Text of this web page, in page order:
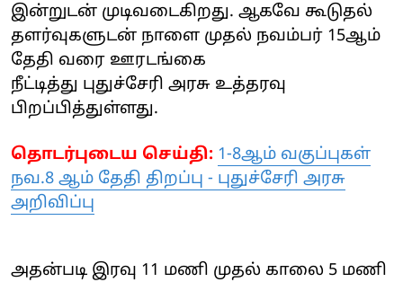
இன்றுடன் முடிவடைகிறது. ஆகவே கூடுதல்
தளர்வுகளுடன் நாளை முதல் நவம்பர் 15ஆம்
தேதி வரை ஊரடங்கை
நீட்டித்து புதுச்சேரி அரசு உத்தரவு
பிறப்பித்துள்ளது.
தொடர்புடைய செய்தி: 1-8ஆம் வகுப்புகள்
நவ.8 ஆம் தேதி திறப்பு - புதுச்சேரி அரசு
அறிவிப்பு
அதன்படி இரவு 11 மணி முதல் காலை 5 மணி